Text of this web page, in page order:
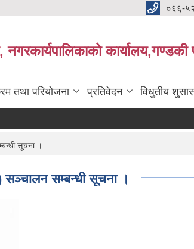
०६६-
तथा परियोजना प्रतिवेदन विधुतीय
सूचना ।
सञ्चालन सम्बन्धी सूचना ।